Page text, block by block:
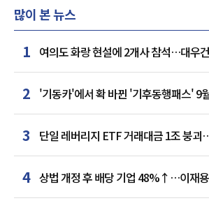
많이 본 뉴스
1 여의도 화랑 현설에 2개사 참석…대우
거점 확보하나
2 '기동카'에서 확 바뀐 '기후동행패스' 9
카드사 경쟁
3 단일 레버리지 ETF 거래대금 1조 붕
4 상법 개정 후 배당 기업 48%↑…이재
최다'